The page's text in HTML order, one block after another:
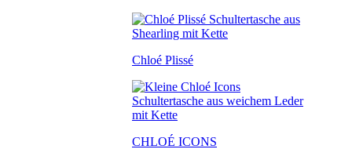
Chloé Plissé
CHLOÉ ICONS